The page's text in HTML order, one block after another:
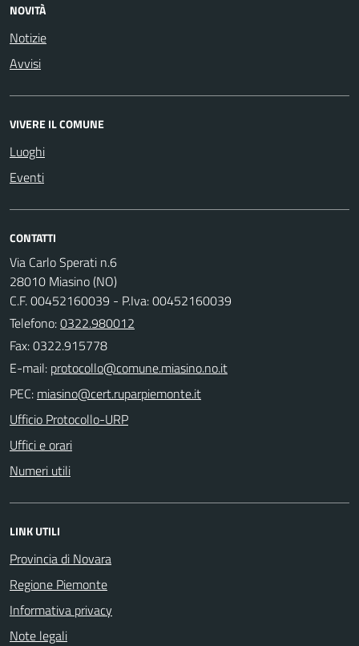
NOVITÀ
Notizie
Avvisi
VIVERE IL COMUNE
Luoghi
Eventi
CONTATTI
Via Carlo Sperati n.6
28010 Miasino (NO)
C.F. 00452160039 - P.Iva: 00452160039
Telefono:0322.980012
Fax: 0322.915778
E-mail:
PEC:
Ufficio Protocollo-URP
Uffici e orari
Numeri utili
LINK UTILI
Provincia di Novara
Regione Piemonte
Informativa privacy
Note legali